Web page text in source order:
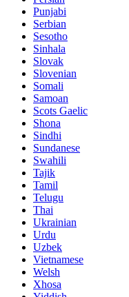
Punjabi
Serbian
Sesotho
Sinhala
Slovak
Slovenian
Somali
Samoan
Scots Gaelic
Shona
Sindhi
Sundanese
Swahili
Tajik
Tamil
Telugu
Thai
Ukrainian
Urdu
Uzbek
Vietnamese
Welsh
Xhosa